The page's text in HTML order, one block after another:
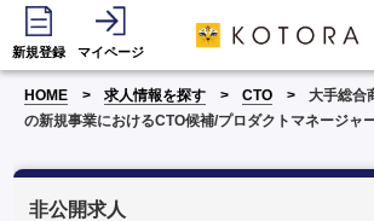
新規登録 マイページ
HOME 求人情報を探す CTO
大手総合
の新規事業におけるCTO候補/プロダクトマネージャ
非公開求人